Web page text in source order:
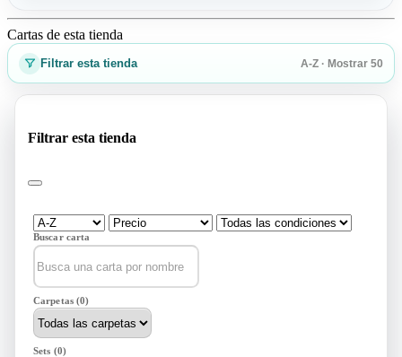
Cartas de esta tienda
Filtrar esta tienda A-Z · Mostrar 50
Filtrar esta tienda
Buscar carta
Carpetas (0)
Sets (0)